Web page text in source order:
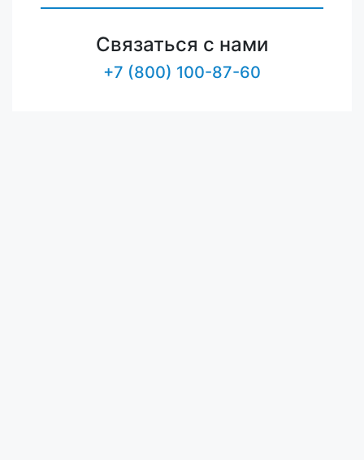
Связаться с нами
+7 (800) 100-87-60